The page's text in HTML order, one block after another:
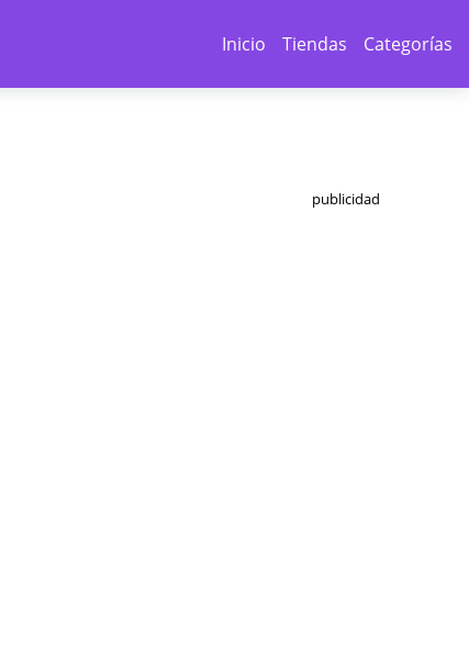
Inicio Tiendas Categorías
publicidad